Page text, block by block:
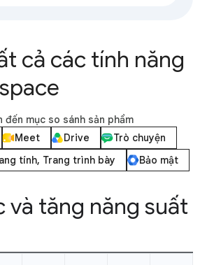
cả các tính năng
đến mục so sánh sản phẩm
Meet Drive
Trò chuyện
tính, Trang trình bày Bảo mật
và tăng năng suất